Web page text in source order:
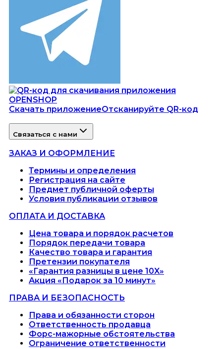
Скачать приложениеОтсканируйте QR-код
Связаться с нами
ЗАКАЗ И ОФОРМЛЕНИЕ
Термины и определения
Регистрация на сайте
Предмет публичной оферты
Условия публикации отзывов
ОПЛАТА И ДОСТАВКА
Цена товара и порядок расчетов
Порядок передачи товара
Качество товара и гарантия
Претензии покупателя
«Гарантия разницы в цене 10X»
Акция «Подарок за 10 минут»
ПРАВА И БЕЗОПАСНОСТЬ
Права и обязанности сторон
Ответственность продавца
Форс-мажорные обстоятельства
Ограничение ответственности